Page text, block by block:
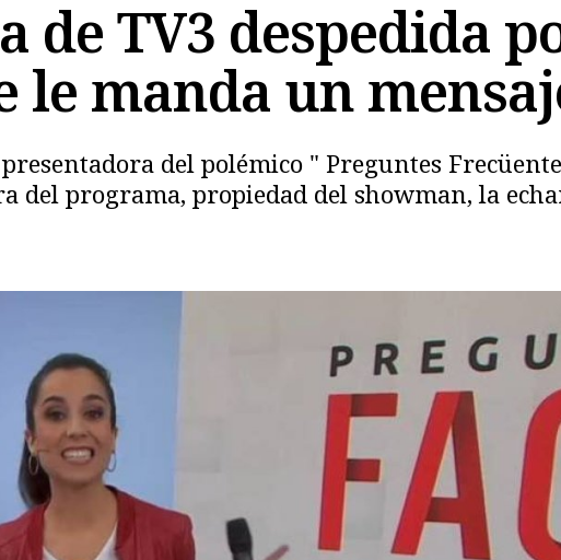
de TV3 despedida
le manda un
del polémico " Preguntes
del programa, propiedad del showman, la
Copiar